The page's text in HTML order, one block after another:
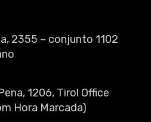
2355 – conjunto 1102
1206, Tirol Office
Hora Marcada)